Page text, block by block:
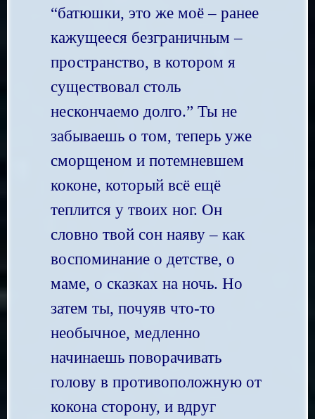
“батюшки, это же моё – ранее
кажущееся безграничным –
пространство, в котором я
существовал столь
нескончаемо долго.” Ты не
забываешь о том, теперь уже
сморщеном и потемневшем
коконе, который всё ещё
теплится у твоих ног. Он
словно твой сон наяву – как
воспоминание о детстве, о
маме, о сказках на ночь. Но
затем ты, почуяв что-то
необычное, медленно
начинаешь поворачивать
голову в противоположную от
кокона сторону, и вдруг